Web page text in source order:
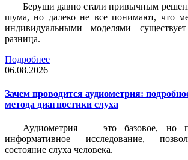
Беруши давно стали привычным
шума, но далеко не все понимают, что
индивидуальными моделями
разница.
Подробнее
06.08.2026
Зачем проводится аудиометрия:
метода диагностики слуха
Аудиометрия — это базовое, но
информативное исследование,
состояние слуха человека.